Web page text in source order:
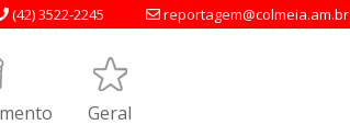
reportagem@colmeia.am.br
(42) 3522-2245
Geral